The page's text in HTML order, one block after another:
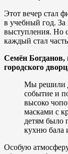
Этот вечер стал
в учебный год. За
выступления. Но
каждый стал
Семён Богданов,
городского
Мы решили
событие и
высоко
масками с
детям было
кухню бала
Особую